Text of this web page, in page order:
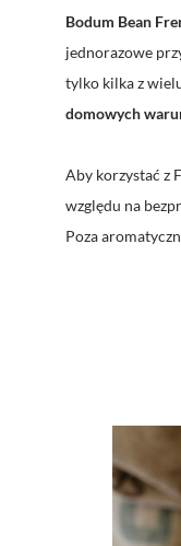
Bodum Bean
jednorazowe
tylko kilka z
domowych
Aby korzystać z
względu na
Poza